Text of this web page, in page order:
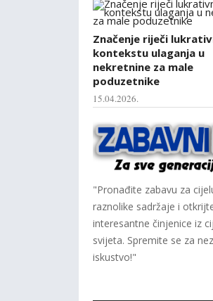
Značenje riječi
kontekstu ulaganja u
nekretnine za male
poduzetnike
15.04.2026.
"Pronađite zabavu za
raznolike sadržaje i
interesantne činjenice iz
svijeta. Spremite se za
iskustvo!"